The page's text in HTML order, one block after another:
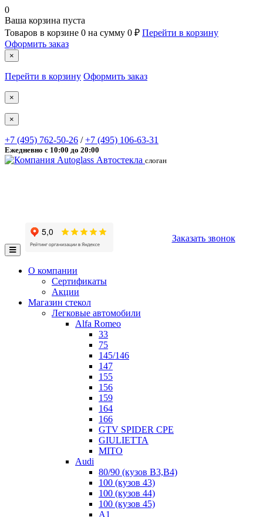
0
Ваша корзина пуста
Товаров в корзине 0 на сумму 0 ₽ Перейти в корзину
Оформить заказ
×
Перейти в корзину Оформить заказ
×
×
+7 (495) 762-50-26 /+7 (495) 106-63-31
Ежедневно с 10:00 до 20:00
Заказать звонок
Автостекла слоган
О компании
Сертификаты
Акции
Магазин стекол
Легковые автомобили
Alfa Romeo
33
75
145/146
147
155
156
159
164
166
GTV SPIDER CPE
GIULIETTA
MITO
Audi
80/90 (кузов B3,B4)
100 (кузов 43)
100 (кузов 44)
100 (кузов 45)
A1